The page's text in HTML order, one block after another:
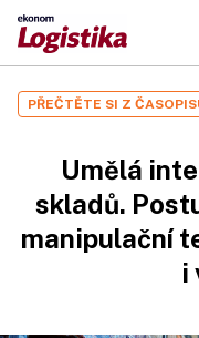
PŘEČTĚTE SI Z
Umělá
skladů.
manipulační
i